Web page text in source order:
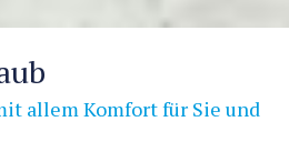
allem Komfort für Sie und